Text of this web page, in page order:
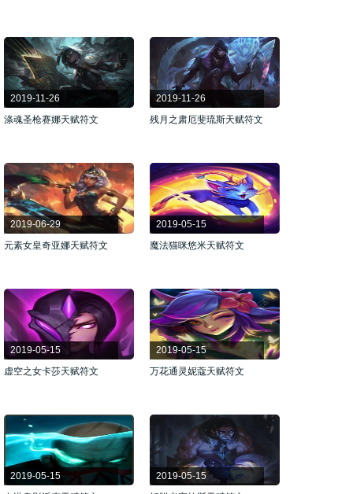
2019-11-26
涤魂圣枪赛娜天赋符文
2019-11-26
残月之肃厄斐琉斯天赋符文
2019-06-29
元素女皇奇亚娜天赋符文
2019-05-15
魔法猫咪悠米天赋符文
2019-05-15
虚空之女卡莎天赋符文
2019-05-15
万花通灵妮蔻天赋符文
2019-05-15
2019-05-15